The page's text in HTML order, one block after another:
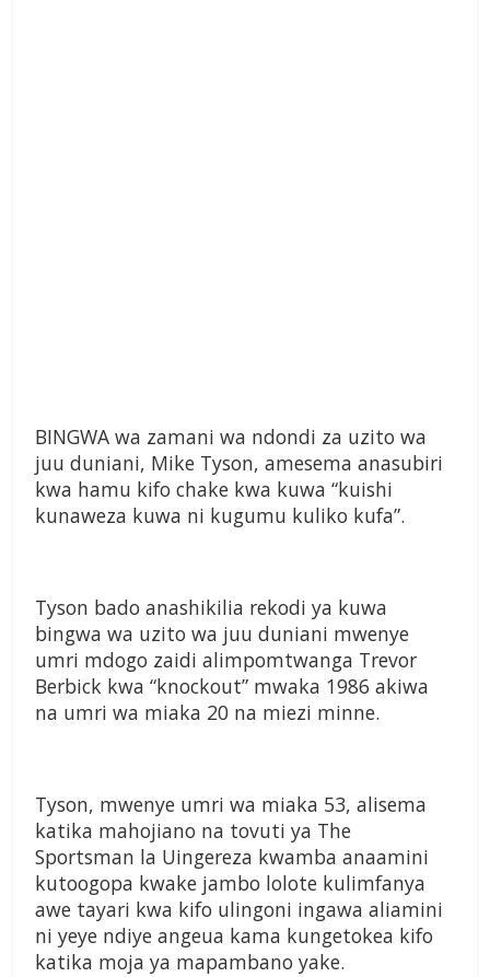
BINGWA wa zamani wa ndondi za uzito wa
juu duniani, Mike Tyson, amesema anasubiri
kwa hamu kifo chake kwa kuwa “kuishi
kunaweza kuwa ni kugumu kuliko kufa”.
Tyson bado anashikilia rekodi ya kuwa
bingwa wa uzito wa juu duniani mwenye
umri mdogo zaidi alimpomtwanga Trevor
Berbick kwa “knockout” mwaka 1986 akiwa
na umri wa miaka 20 na miezi minne.
Tyson, mwenye umri wa miaka 53, alisema
katika mahojiano na tovuti ya The
Sportsman la Uingereza kwamba anaamini
kutoogopa kwake jambo lolote kulimfanya
awe tayari kwa kifo ulingoni ingawa aliamini
ni yeye ndiye angeua kama kungetokea kifo
katika moja ya mapambano yake.